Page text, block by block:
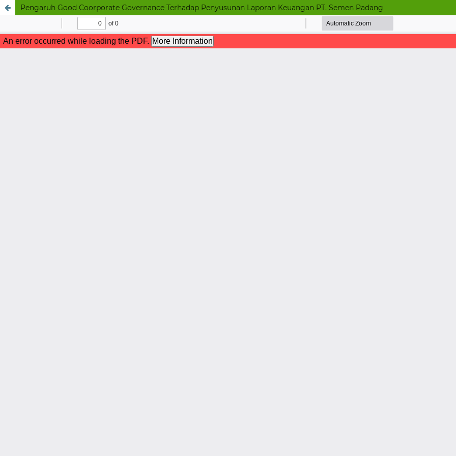
Pengaruh Good Coorporate Governance Terhadap Penyusunan Laporan Keuangan PT. Semen Padang